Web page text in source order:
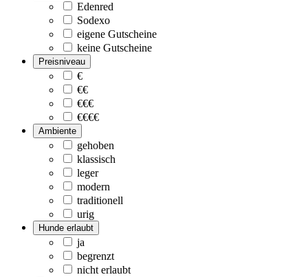
Edenred
Sodexo
eigene Gutscheine
keine Gutscheine
Preisniveau
€
€€
€€€
€€€€
Ambiente
gehoben
klassisch
leger
modern
traditionell
urig
Hunde erlaubt
ja
begrenzt
nicht erlaubt